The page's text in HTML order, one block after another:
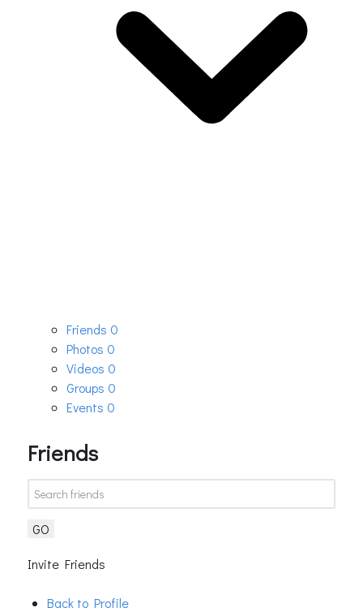
Friends 0
Photos 0
Videos 0
Groups 0
Events 0
Friends
GO
Invite Friends
Back to Profile